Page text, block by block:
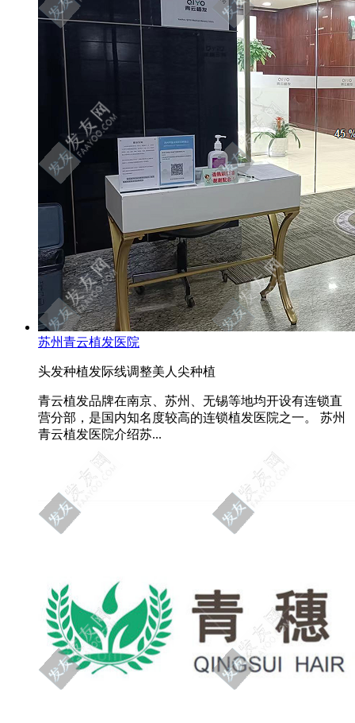
苏州青云植发医院
头发种植发际线调整美人尖种植
青云植发品牌在南京、苏州、无锡等地均开设有连锁直
营分部，是国内知名度较高的连锁植发医院之一。 苏州
青云植发医院介绍苏...